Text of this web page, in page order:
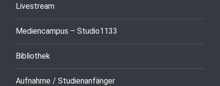
Livestream
Mediencampus – Studio1133
Bibliothek
Aufnahme / Studienanfänger